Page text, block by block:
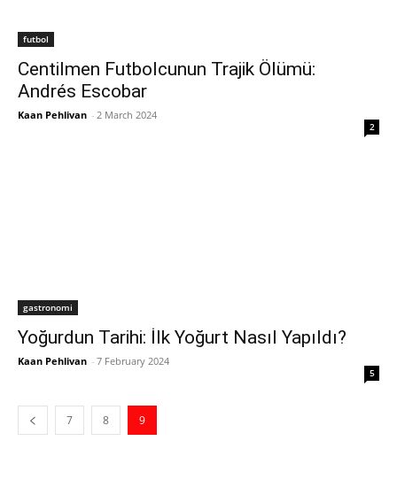
futbol
Centilmen Futbolcunun Trajik Ölümü:
Andrés Escobar
Kaan Pehlivan - 2 March 2024
2
gastronomi
Yoğurdun Tarihi: İlk Yoğurt Nasıl Yapıldı?
Kaan Pehlivan - 7 February 2024
5
7 8 9